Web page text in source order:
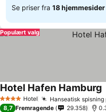
Se priser fra 18 hjemmesider
Populært valg
4 StjernerHotel Hanseatisk
Hotel Hafen Hamburg
8,7 Fremragende 29.358